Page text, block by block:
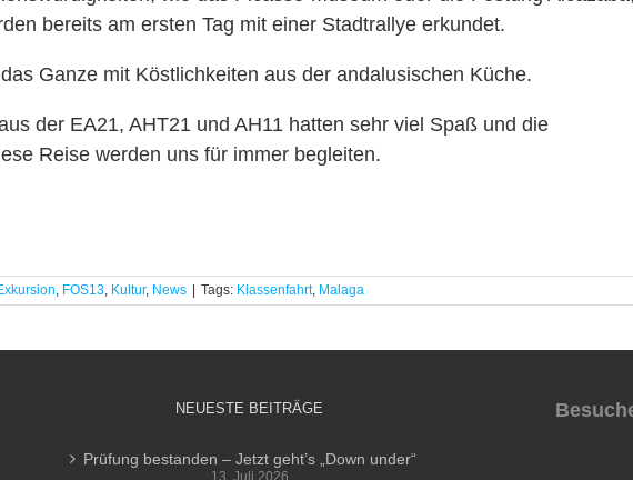
bereits am ersten Tag mit einer Stadtrallye erkundet.
Ganze mit Köstlichkeiten aus der andalusischen Küche.
der EA21, AHT21 und AH11 hatten sehr viel Spaß und die
Reise werden uns für immer begleiten.
, FOS13, Kultur, News Tags: Klassenfahrt, Malaga
NEUESTE BEITRÄGE
Prüfung bestanden – Jetzt geht’s „Down under“
13. Juli 2026